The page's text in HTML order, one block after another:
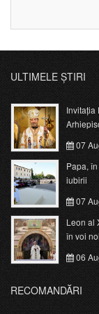
ULTIMELE ȘTIRI
Invitația
07
Papa,
iubirii
07
Leon al
în voi
06
RECOMANDĂRI